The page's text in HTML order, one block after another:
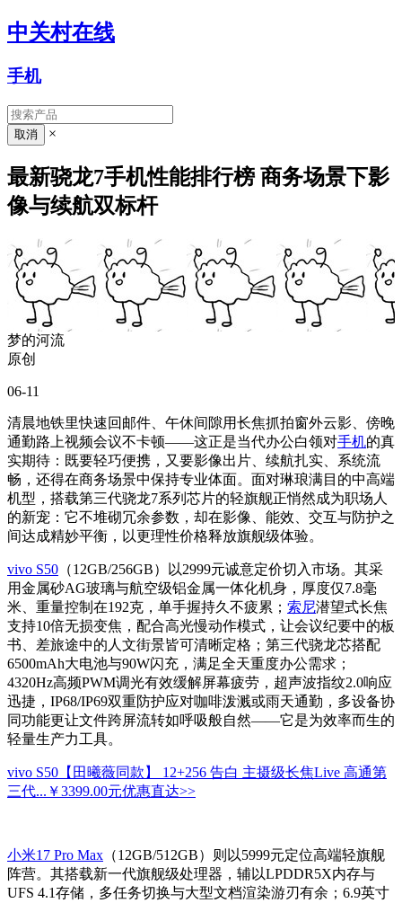
中关村在线
手机
×
最新骁龙7手机性能排行榜 商务场景下影
像与续航双标杆
梦的河流
原创
06-11
清晨地铁里快速回邮件、午休间隙用长焦抓拍窗外云影、傍晚
通勤路上视频会议不卡顿——这正是当代办公白领对手机的真
实期待：既要轻巧便携，又要影像出片、续航扎实、系统流
畅，还得在商务场景中保持专业体面。面对琳琅满目的中高端
机型，搭载第三代骁龙7系列芯片的轻旗舰正悄然成为职场人
的新宠：它不堆砌冗余参数，却在影像、能效、交互与防护之
间达成精妙平衡，以更理性价格释放旗舰级体验。
vivo S50 （12GB/256GB）以2999元诚意定价切入市场。其采
用金属砂AG玻璃与航空级铝金属一体化机身，厚度仅7.8毫
米、重量控制在192克，单手握持久不疲累； 索尼潜望式长焦
支持10倍无损变焦，配合高光慢动作模式，让会议纪要中的板
书、差旅途中的人文街景皆可清晰定格；第三代骁龙芯搭配
6500mAh大电池与90W闪充，满足全天重度办公需求；
4320Hz高频PWM调光有效缓解屏幕疲劳，超声波指纹2.0响应
迅捷，IP68/IP69双重防护应对咖啡泼溅或雨天通勤，多设备协
同功能更让文件跨屏流转如呼吸般自然——它是为效率而生的
轻量生产力工具。
vivo S50【田曦薇同款】 12+256 告白 主摄级长焦Live 高通第
三代... ￥3399.00元优惠直达>>
小米17 Pro Max （12GB/512GB）则以5999元定位高端轻旗舰
阵营。其搭载新一代旗舰级处理器，辅以LPDDR5X内存与
UFS 4.1存储，多任务切换与大型文档渲染游刃有余；6.9英寸